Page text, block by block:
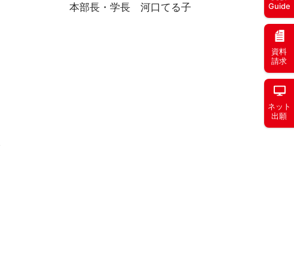
本部長・学長 河口てる子
Guide
資料
請求
ネット
出願